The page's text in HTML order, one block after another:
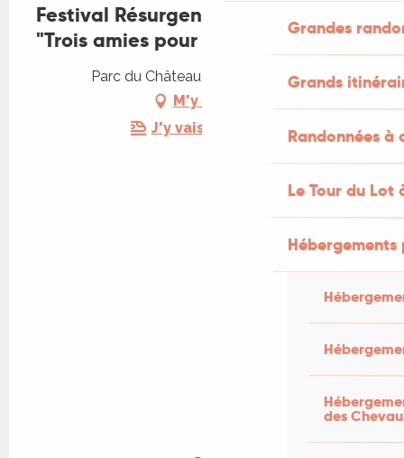
Grandes
Grands
Randonnées
Le Tour du Lot
des
Festival Résurgence IX - Exposition
"Trois amies pour l’art moderne"
Parc du Château, 46110 Carennac
M'y rendre
J'y vais en train !